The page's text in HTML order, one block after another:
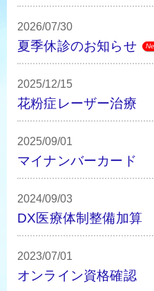
2026/07/30
夏季休診のお知らせ
2025/12/15
花粉症レーザー治療
2025/09/01
マイナンバーカード
2024/09/03
DX医療体制整備加算
2023/07/01
オンライン資格確認